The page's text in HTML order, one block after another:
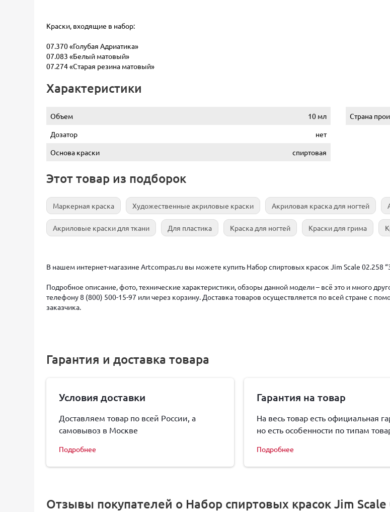
Краски, входящие в набор:
07.370 «Голубая Адриатика»
07.083 «Белый матовый»
07.274 «Старая резина матовый»
Характеристики
Объем
10 мл
Дозатор
нет
Основа краски
спиртовая
Страна
Этот товар из подборок
Маркерная краска Художественные акриловые краски Акриловая краска для ногтей
Акриловые краски для ткани Для пластика Краска для ногтей Краски для грима
В нашем интернет-магазине Artcompas.ru вы можете купить Набор спиртовых красок Jim Scale 02.258
Подробное описание, фото, технические характеристики, обзоры данной модели – всё это и много
телефону 8 (800) 500-15-97 или через корзину. Доставка товаров осуществляется по всей стране с
заказчика.
Гарантия и доставка товара
Условия доставки
Доставляем товар по всей России, а
самовывоз в Москве
Подробнее
Гарантия на товар
На весь товар есть официальная
но есть особенности по типам
Подробнее
Отзывы покупателей о Набор спиртовых красок Jim Scale